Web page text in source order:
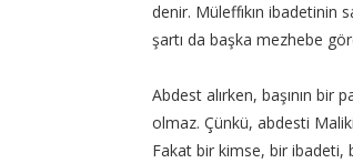
denir. Müleffıkın ibadetinin
şartı da başka mezhebe
Abdest alırken, başının bir
olmaz. Çünkü, abdesti
Fakat bir kimse, bir ibadeti,